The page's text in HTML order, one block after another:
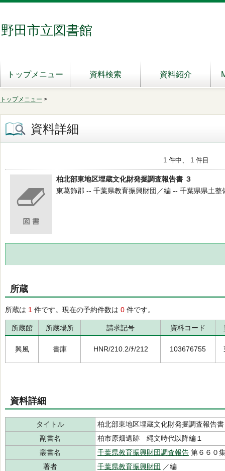
野田市立図書館
トップメニュー 資料検索 資料紹介
トップメニュー >
資料詳細
1 件中、 1 件目
柏北部東地区埋蔵文化財発掘調査報告書 ３
東葛飾郡 -- 千葉県教育振興財団／編 -- 千葉県県土
所蔵
所蔵は 1 件です。現在の予約件数は 0 件です。
所蔵館 所蔵場所 請求記号 資料コード
興風 書庫 HNR/210.2/ﾁ/212 103676755
資料詳細
タイトル
柏北部東地区埋蔵文化財発掘調査報告
副書名
柏市原畑遺跡 縄文時代以降編１
叢書名
千葉県教育振興財団調査報告 第６６０
著者
千葉県教育振興財団 ／編